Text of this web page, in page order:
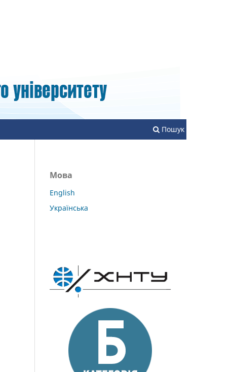
Пошук
Мова
English
Українська